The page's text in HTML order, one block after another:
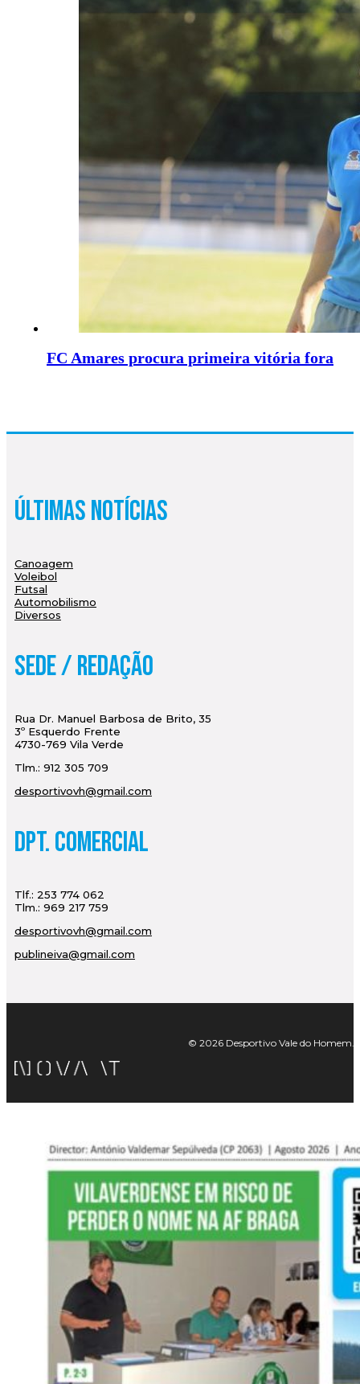
FC Amares procura primeira vitória fora
Últimas Notícias
Canoagem
Voleibol
Futsal
Automobilismo
Diversos
Sede / Redação
Rua Dr. Manuel Barbosa de Brito, 35
3º Esquerdo Frente
4730-769 Vila Verde
Tlm.: 912 305 709
desportivovh@gmail.com
Dpt. Comercial
Tlf.: 253 774 062
Tlm.: 969 217 759
desportivovh@gmail.com
publineiva@gmail.com
© 2026 Desportivo Vale do Homem.